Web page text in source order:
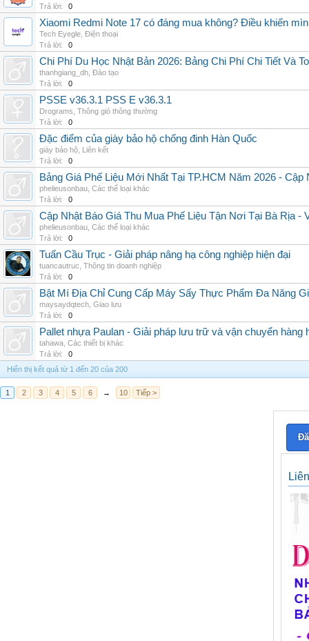
Trả lời:
0
Xiaomi Redmi Note 17 có đáng mua không? Điều khiến
Tech Eyegle Điện thoại
Trả lời:
0
Chi Phí Du Học Nhật Bản 2026: Bảng Chi Phí Chi Tiết Và
thanhgiang_dh Đào tạo
Trả lời:
0
PSSE v36.3.1 PSS E v36.3.1
Drograms Thông gió thông thường
Trả lời:
0
Đặc điểm của giày bảo hộ chống đinh Hàn Quốc
giày bảo hộ Liên kết
Trả lời:
0
Bảng Giá Phế Liệu Mới Nhất Tại TP.HCM Năm 2026 - Cập
phelieusonbau Các thể loại khác
Trả lời:
0
Cập Nhật Báo Giá Thu Mua Phế Liệu Tận Nơi Tại Bà Rịa -
phelieusonbau Các thể loại khác
Trả lời:
0
Tuấn Cầu Trục - Giải pháp nâng hạ công nghiệp hiện đại
tuancautruc Thông tin doanh nghiệp
Trả lời:
0
Bật Mí Địa Chỉ Cung Cấp Máy Sấy Thực Phẩm Đa Năng
maysaydqtech Giao lưu
Trả lời:
0
Pallet nhựa Paulan - Giải pháp lưu trữ và vận chuyển hàng
tahawa Các thiết bị khác
Trả lời:
0
Hiển thị kết quả từ 1 đến 20 của 200
1 2 3 4 5 6 → 10 Tiếp >